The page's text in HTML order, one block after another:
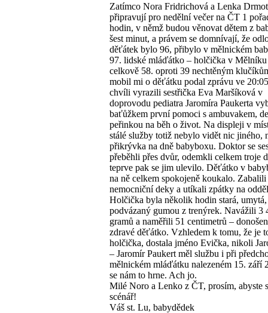
Zatímco Nora Fridrichová a Lenka
připravují pro nedělní večer na ČT 1
hodin, v němž budou věnovat dětem z
šest minut, a právem se domnívají, že
děťátek bylo 96, přibylo v mělnickém
97. lidské mláďátko – holčička v Mělníku
celkově 58. oproti 39 nechtěným
mobil mi o děťátku podal zprávu ve
chvíli vyrazili sestřička Eva Maršíková v
doprovodu pediatra Jaromíra Paukerta
baťůžkem první pomoci s ambuvakem,
peřinkou na běh o život. Na displeji v
stálé služby totiž nebylo vidět nic jiného,
přikrývka na dně babyboxu. Doktor se
přeběhli přes dvůr, odemkli celkem troje
teprve pak se jim ulevilo. Děťátko v
na ně celkem spokojeně koukalo.
nemocniční deky a utíkali zpátky na
Holčička byla několik hodin stará,
podvázaný gumou z trenýrek. Navážili 3
gramů a naměřili 51 centimetrů –
zdravé děťátko. Vzhledem k tomu, že je
holčička, dostala jméno Evička, nikoli
– Jaromír Paukert měl službu i při
mělnickém mláďátku nalezeném 15. září
se nám to hrne. Ach jo.
Milé Noro a Lenko z ČT, prosím, abyste
scénář!
Váš st. Lu, babydědek